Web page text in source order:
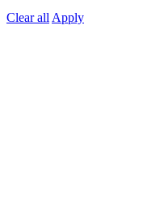
Clear all Apply